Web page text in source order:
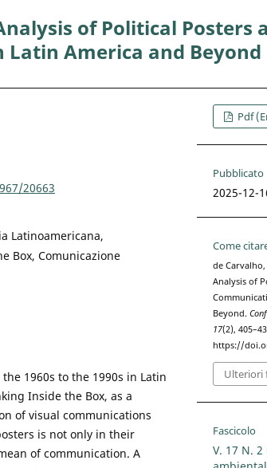
of Political Posters
America and Beyond
20663
Latinoamericana,
Box, Comunicazione
1960s to the 1990s in Latin
Inside the Box, as a
of visual communications
is not only in their
of communication. A
Pdf
Pubblicato
2025-12-
Come
de
Analysis of
Beyond.
17(2),
https://
Ulteriori
Fascicolo
V. 17 N.